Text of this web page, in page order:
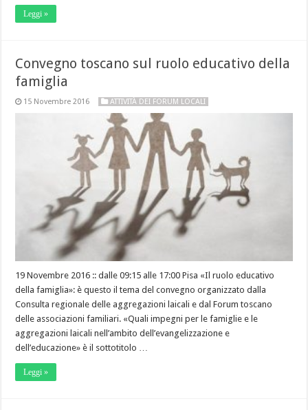
Leggi »
Convegno toscano sul ruolo educativo della
famiglia
15 Novembre 2016 ATTIVITÀ DEI FORUM LOCALI
19 Novembre 2016 :: dalle 09:15 alle 17:00 Pisa «Il ruolo educativo
della famiglia»: è questo il tema del convegno organizzato dalla
Consulta regionale delle aggregazioni laicali e dal Forum toscano
delle associazioni familiari. «Quali impegni per le famiglie e le
aggregazioni laicali nell’ambito dell’evangelizzazione e
dell’educazione» è il sottotitolo …
Leggi »